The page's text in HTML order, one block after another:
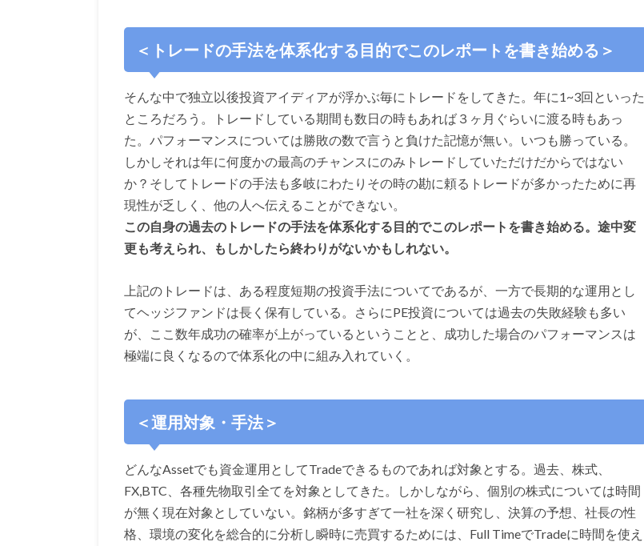
＜トレードの手法を体系化する目的でこのレポートを書き始める＞
そんな中で独立以後投資アイディアが浮かぶ毎にトレードをしてきた。年に1~3回といった
ところだろう。トレードしている期間も数日の時もあれば３ヶ月ぐらいに渡る時もあっ
た。パフォーマンスについては勝敗の数で言うと負けた記憶が無い。いつも勝っている。
しかしそれは年に何度かの最高のチャンスにのみトレードしていただけだからではない
か？そしてトレードの手法も多岐にわたりその時の勘に頼るトレードが多かったために再
現性が乏しく、他の人へ伝えることができない。
この自身の過去のトレードの手法を体系化する目的でこのレポートを書き始める。途中変
更も考えられ、もしかしたら終わりがないかもしれない。
上記のトレードは、ある程度短期の投資手法についてであるが、一方で長期的な運用とし
てヘッジファンドは長く保有している。さらにPE投資については過去の失敗経験も多い
が、ここ数年成功の確率が上がっているということと、成功した場合のパフォーマンスは
極端に良くなるので体系化の中に組み入れていく。
＜運用対象・手法＞
どんなAssetでも資金運用としてTradeできるものであれば対象とする。過去、株式、
FX,BTC、各種先物取引全てを対象としてきた。しかしながら、個別の株式については時間
が無く現在対象としていない。銘柄が多すぎて一社を深く研究し、決算の予想、社長の性
格、環境の変化を総合的に分析し瞬時に売買するためには、Full TimeでTradeに時間を使え